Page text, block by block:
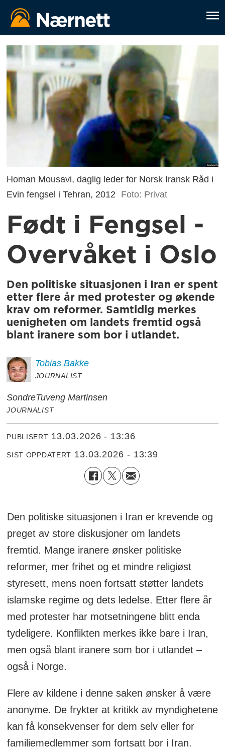
Homan Mousavi, daglig leder for Norsk Iransk Råd i
Evin fengsel i Tehran, 2012
Foto: Privat
Født i Fengsel -
Overvåket i Oslo
Den politiske situasjonen i Iran er spent
etter flere år med protester og økende
krav om reformer. Samtidig merkes
uenigheten om landets fremtid også
blant iranere som bor i utlandet.
Tobias Bakke
JOURNALIST
SondreTuveng Martinsen
JOURNALIST
PUBLISERT 13.03.2026 - 13:36
SIST OPPDATERT 13.03.2026 - 13:39
Den politiske situasjonen i Iran er krevende og
preget av store diskusjoner om landets
fremtid. Mange iranere ønsker politiske
reformer, mer frihet og et mindre religiøst
styresett, mens noen fortsatt støtter landets
islamske regime og dets ledelse. Etter flere år
med protester har motsetningene blitt enda
tydeligere. Konflikten merkes ikke bare i Iran,
men også blant iranere som bor i utlandet –
også i Norge.
Flere av kildene i denne saken ønsker å være
anonyme. De frykter at kritikk av myndighetene
kan få konsekvenser for dem selv eller for
familiemedlemmer som fortsatt bor i Iran.